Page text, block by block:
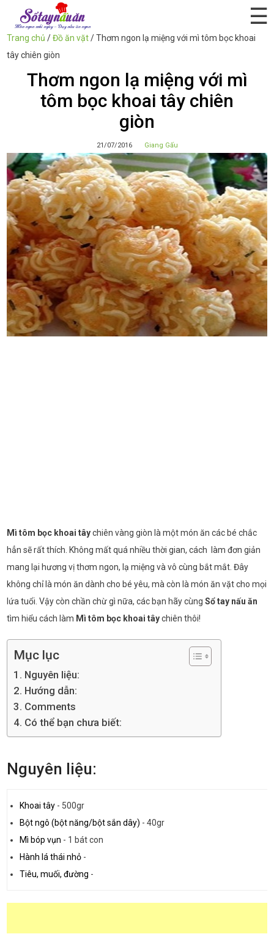
☰
Trang chủ /Đồ ăn vặt/Thơm ngon lạ miệng với mì tôm bọc khoai
tây chiên giòn
Thơm ngon lạ miệng với mì
tôm bọc khoai tây chiên
giòn
21/07/2016 Giang Gấu
Mì tôm bọc khoai tâychiên vàng giòn là một món ăn các bé chắc
hẳn sẽ rất thích. Không mất quá nhiều thời gian, cách làm đơn giản
mang lại hương vị thơm ngon, lạ miệng và vô cùng bắt mắt. Đây
không chỉ là món ăn dành cho bé yêu, mà còn là món ăn vặt cho mọi
lứa tuổi. Vậy còn chần chừ gì nữa, các bạn hãy cùngSổ tay nấu ăn
tìm hiểu cách làm Mì tôm bọc khoai tâychiên thôi!
Mục lục
Nguyên liệu:
Hướng dẫn:
Comments
Có thể bạn chưa biết:
Nguyên liệu:
Khoai tây - 500gr
Bột ngô (bột năng/bột sắn dây) -40gr
Mì bóp vụn - 1 bát con
Hành lá thái nhỏ -
Tiêu, muối, đường -